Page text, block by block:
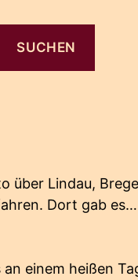
SUCHEN
über Lindau,
Dort gab es…
einem heißen